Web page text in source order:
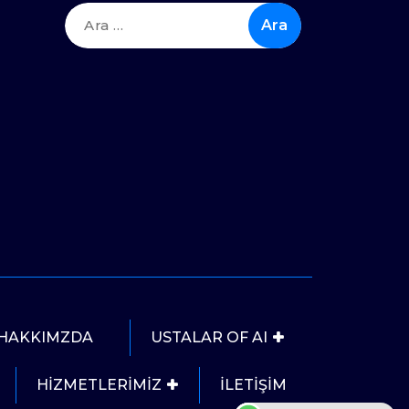
Arama:
USTALAR OF AI
HİZMETLERİMİZ İLETİŞİM